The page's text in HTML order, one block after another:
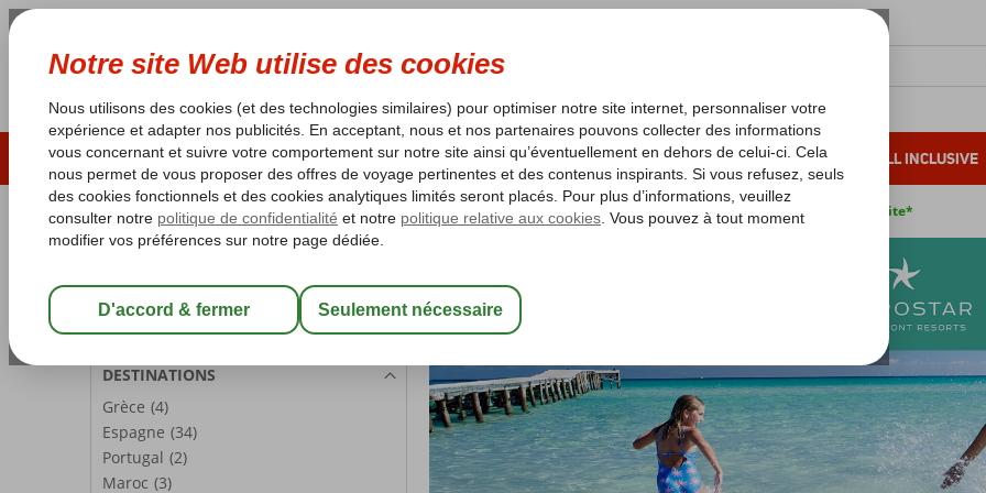
ÉTÉ 2026 LAST MINUTES SOLEIL D'HIVER VACANCES AU SOLEIL ALL INCLUSIVE
Les garanties de vacances Garantie du prix le plus bas* Pas de surcharge carburant Annulation gratuite*
Chambre 1: 2 Personnes
Modifier les participants
DESTINATIONS
Grèce (4)
Espagne (34)
Portugal (2)
Maroc (3)